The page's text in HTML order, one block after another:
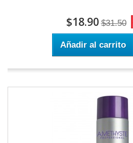
$18.90 $31.50
Añadir al carrito